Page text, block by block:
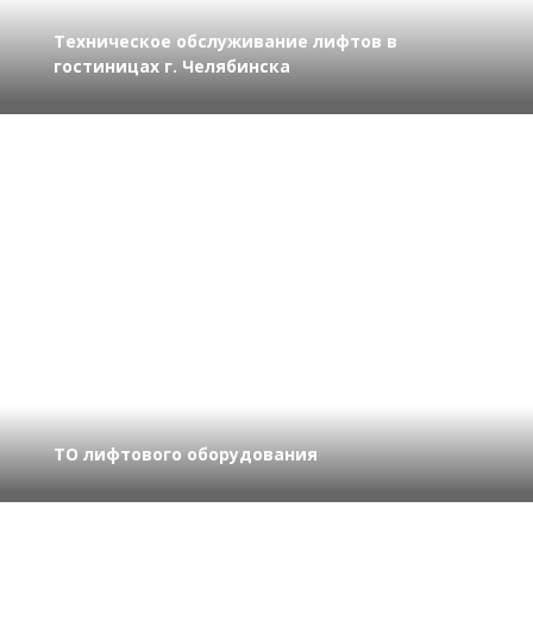
Техническое обслуживание лифтов в
гостиницах г. Челябинска
ТО лифтового оборудования